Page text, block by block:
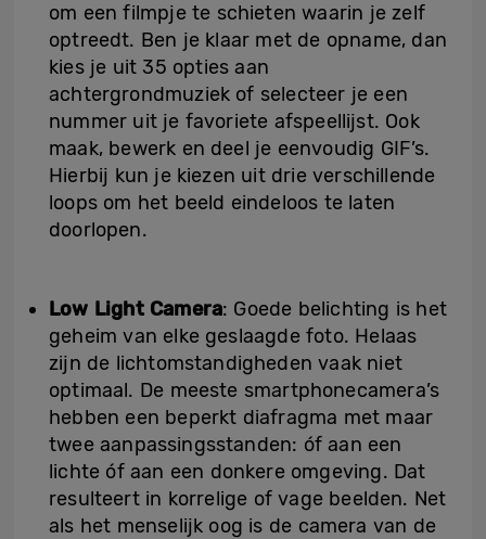
om een filmpje te schieten waarin je zelf
optreedt. Ben je klaar met de opname, dan
kies je uit 35 opties aan
achtergrondmuziek of selecteer je een
nummer uit je favoriete afspeellijst. Ook
maak, bewerk en deel je eenvoudig GIF’s.
Hierbij kun je kiezen uit drie verschillende
loops om het beeld eindeloos te laten
doorlopen.
Low Light Camera: Goede belichting is het
geheim van elke geslaagde foto. Helaas
zijn de lichtomstandigheden vaak niet
optimaal. De meeste smartphonecamera’s
hebben een beperkt diafragma met maar
twee aanpassingsstanden: óf aan een
lichte óf aan een donkere omgeving. Dat
resulteert in korrelige of vage beelden. Net
als het menselijk oog is de camera van de